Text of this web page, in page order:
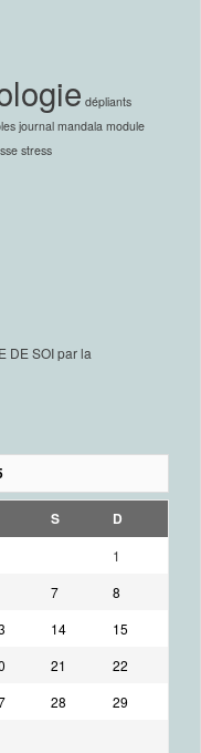
dépliants
journal mandala module
stress
DE SOI par la
S D
1
7
8
14
15
21
22
28
29